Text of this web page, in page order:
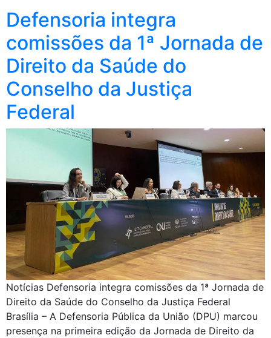
Defensoria integra
comissões da 1ª Jornada de
Direito da Saúde do
Conselho da Justiça
Federal
Notícias Defensoria integra comissões da 1ª Jornada de
Direito da Saúde do Conselho da Justiça Federal
Brasília – A Defensoria Pública da União (DPU) marcou
presença na primeira edição da Jornada de Direito da